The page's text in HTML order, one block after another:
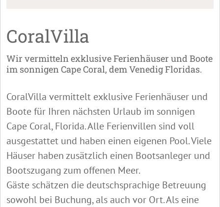
CoralVilla
Wir vermitteln exklusive Ferienhäuser und Boote
im sonnigen Cape Coral, dem Venedig Floridas.
CoralVilla vermittelt exklusive Ferienhäuser und
Boote für Ihren nächsten Urlaub im sonnigen
Cape Coral, Florida. Alle Ferienvillen sind voll
ausgestattet und haben einen eigenen Pool. Viele
Häuser haben zusätzlich einen Bootsanleger und
Bootszugang zum offenen Meer.
Gäste schätzen die deutschsprachige Betreuung
sowohl bei Buchung, als auch vor Ort. Als eine